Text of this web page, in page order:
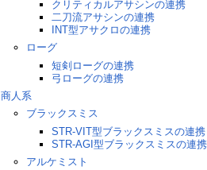
クリティカルアサシンの連携
二刀流アサシンの連携
INT型アサクロの連携
ローグ
短剣ローグの連携
弓ローグの連携
商人系
ブラックスミス
STR-VIT型ブラックスミスの連携
STR-AGI型ブラックスミスの連携
アルケミスト